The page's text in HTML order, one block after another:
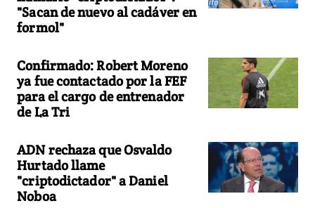
"Sacan de nuevo al cadáver en
formol"
Confirmado: Robert Moreno
ya fue contactado por la FEF
para el cargo de entrenador
de La Tri
ADN rechaza que Osvaldo
Hurtado llame
"criptodictador" a Daniel
Noboa